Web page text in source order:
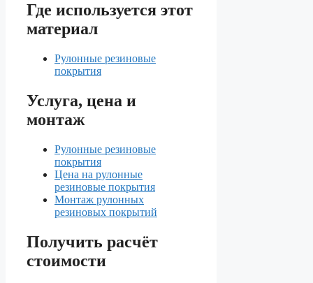
Где используется этот
материал
Рулонные резиновые
покрытия
Услуга, цена и
монтаж
Рулонные резиновые
покрытия
Цена на рулонные
резиновые покрытия
Монтаж рулонных
резиновых покрытий
Получить расчёт
стоимости